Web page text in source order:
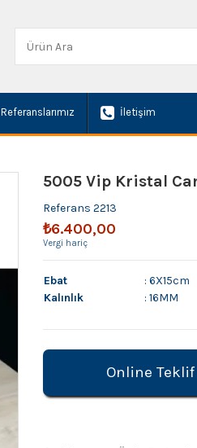
Referanslarımız İletişim
5005 Vip Kristal
Referans 2213
₺6.400,00
Vergi hariç
Ebat
: 6X15cm
Kalınlık
: 16MM
Online Teklif